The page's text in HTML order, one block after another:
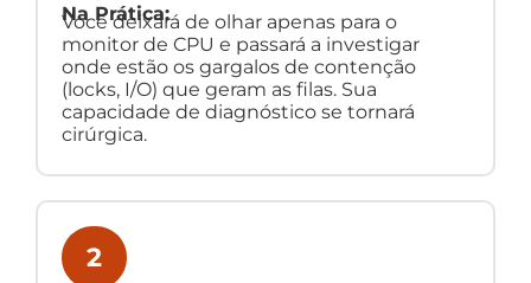
Na Prática:
Você deixará de olhar apenas para o
monitor de CPU e passará a investigar
onde estão os gargalos de contenção
(locks, I/O) que geram as filas. Sua
capacidade de diagnóstico se tornará
cirúrgica.
2